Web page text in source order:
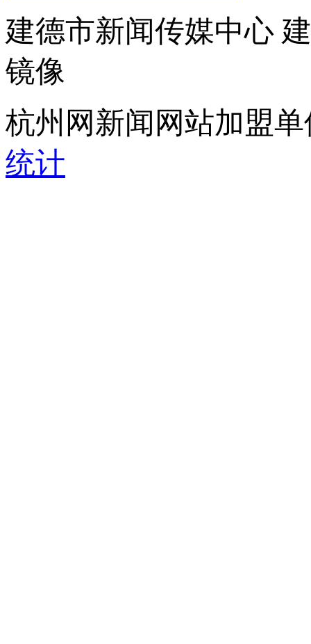
建德市新闻传媒中心
镜像
杭州网新闻网站加盟
统计